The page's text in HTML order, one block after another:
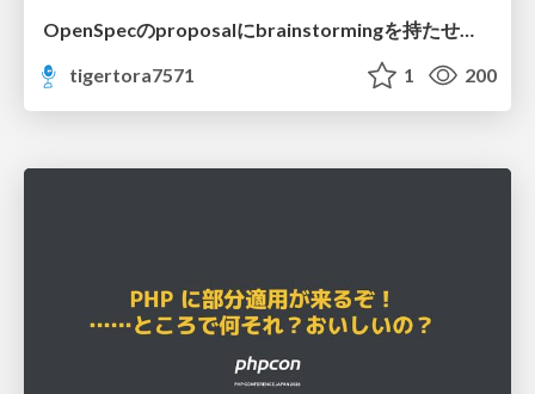
OpenSpecのproposalにbrainstormingを持たせてみた
tigertora7571
1 200